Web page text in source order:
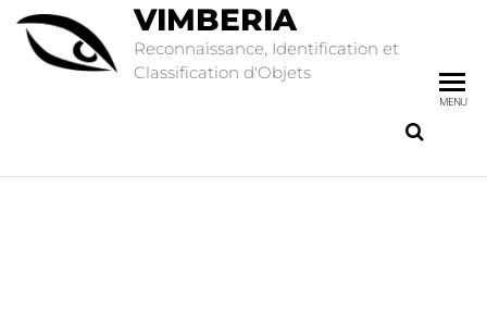
VIMBERIA
Reconnaissance, Identification et
Classification d'Objets
MENU